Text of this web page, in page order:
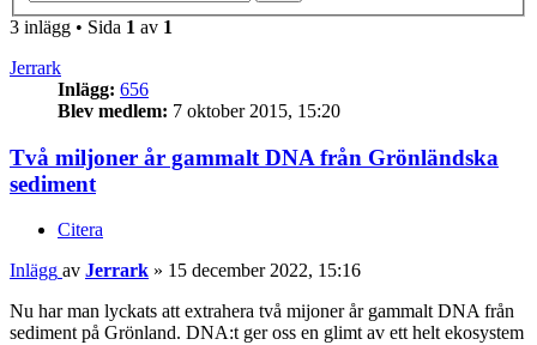
3 inlägg • Sida 1 av 1
Jerrark
Inlägg: 656
Blev medlem: 7 oktober 2015, 15:20
Två miljoner år gammalt DNA från Grönländska
sediment
Citera
Inlägg av Jerrark » 15 december 2022, 15:16
Nu har man lyckats att extrahera två mijoner år gammalt DNA från
sediment på Grönland. DNA:t ger oss en glimt av ett helt ekosystem